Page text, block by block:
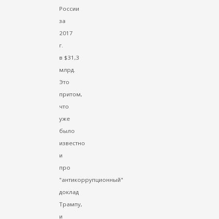
России
за
2017
г.
в $31,3
млрд.
Это
притом,
что
уже
было
известно
и
про
"антикоррупционный"
доклад
Трампу,
и